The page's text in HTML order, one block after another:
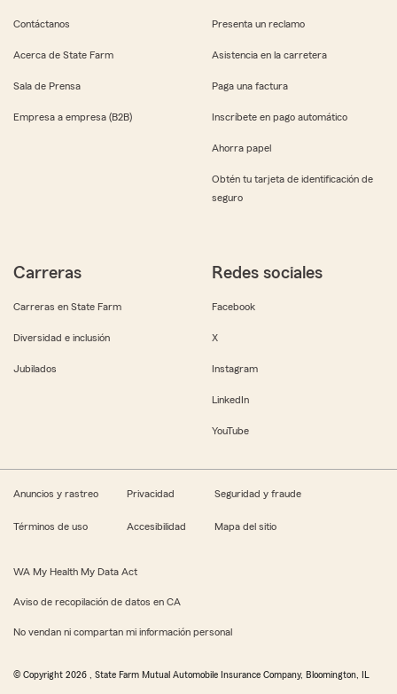
Contáctanos
Acerca de State Farm
Sala de Prensa
Empresa a empresa (B2B)
Presenta un reclamo
Asistencia en la carretera
Paga una factura
Inscríbete en pago automático
Ahorra papel
Obtén tu tarjeta de identificación de
seguro
Carreras
Carreras en State Farm
Diversidad e inclusión
Jubilados
Redes sociales
Facebook
X
Instagram
LinkedIn
YouTube
Anuncios y rastreo Privacidad Seguridad y fraude
Términos de uso Accesibilidad Mapa del sitio
WA My Health My Data Act
Aviso de recopilación de datos en CA
No vendan ni compartan mi información personal
© Copyright 2026 , State Farm Mutual Automobile Insurance Company, Bloomington, IL